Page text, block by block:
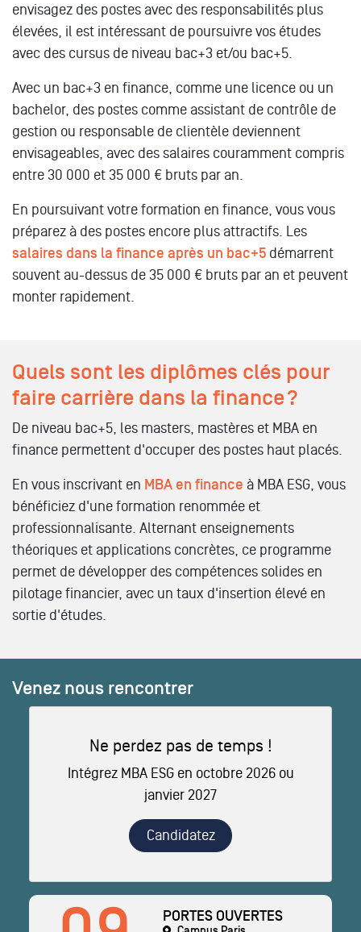
envisagez des postes avec des responsabilités plus
élevées, il est intéressant de poursuivre vos études
avec des cursus de niveau bac+3 et/ou bac+5.
Avec un bac+3 en finance, comme une licence ou un
bachelor, des postes comme assistant de contrôle de
gestion ou responsable de clientèle deviennent
envisageables, avec des salaires couramment compris
entre 30 000 et 35 000 € bruts par an.
En poursuivant votre formation en finance, vous vous
préparez à des postes encore plus attractifs. Les
salaires dans la finance après un bac+5 démarrent
souvent au-dessus de 35 000 € bruts par an et peuvent
monter rapidement.
Quels sont les diplômes clés pour
faire carrière dans la finance ?
De niveau bac+5, les masters, mastères et MBA en
finance permettent d'occuper des postes haut placés.
En vous inscrivant en MBA en finance à MBA ESG, vous
bénéficiez d'une formation renommée et
professionnalisante. Alternant enseignements
théoriques et applications concrètes, ce programme
permet de développer des compétences solides en
pilotage financier, avec un taux d'insertion élevé en
sortie d'études.
Venez nous rencontrer
Ne perdez pas de temps !
Intégrez MBA ESG en octobre 2026 ou
janvier 2027
Candidatez
PORTES OUVERTES